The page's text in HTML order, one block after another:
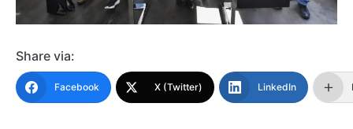
Share via:
Facebook X (Twitter) LinkedIn